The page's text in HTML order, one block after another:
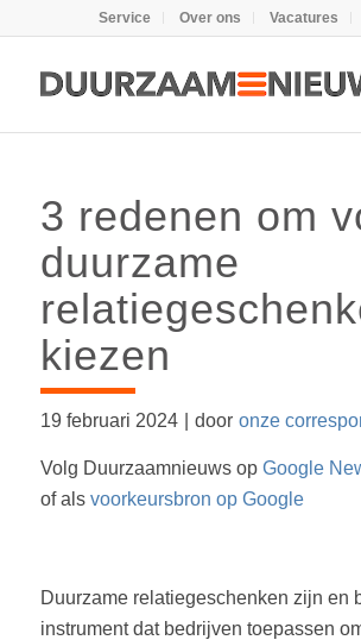
Service Over ons Vacatures
3 redenen om
duurzame
kiezen
19 februari 2024 door onze
Volg Duurzaamnieuws op Google
of als voorkeursbron op Google
Duurzame relatiegeschenken zijn en
instrument dat bedrijven toepassen